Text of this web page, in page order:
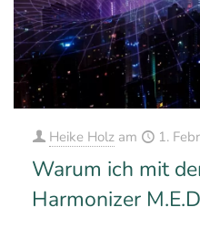
Heike Holz am 1.
Warum ich mit
Harmonizer